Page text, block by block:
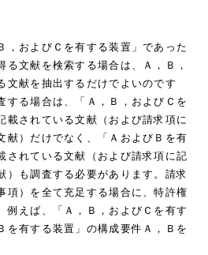
およびＣを有する装置」であった
る文献を検索する場合は、Ａ，Ｂ，
文献を抽出するだけでよいのです
する場合は、「Ａ，Ｂ，およびＣを
載されている文献（および請求項に
献）だけでなく、「ＡおよびＢを有
されている文献（および請求項に記
）も調査する必要があります。請求
項）を全て充足する場合に、特許権
例えば、「Ａ，Ｂ，およびＣを有す
を有する装置」の構成要件Ａ，Ｂを